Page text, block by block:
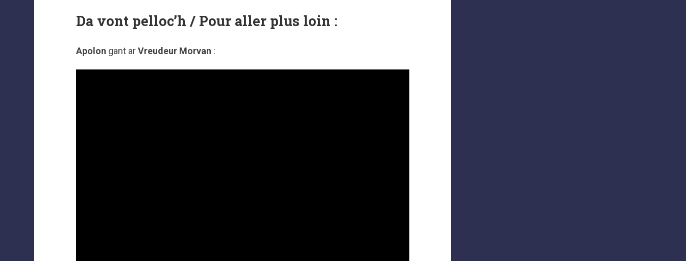
Da vont pelloc’h / Pour aller plus loin :
Apolon gant arVreudeur Morvan :